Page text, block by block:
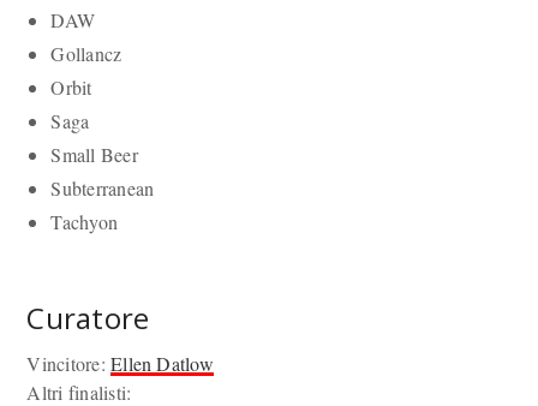
DAW
Gollancz
Orbit
Saga
Small Beer
Subterranean
Tachyon
Curatore
Vincitore:Ellen Datlow
Altri finalisti: